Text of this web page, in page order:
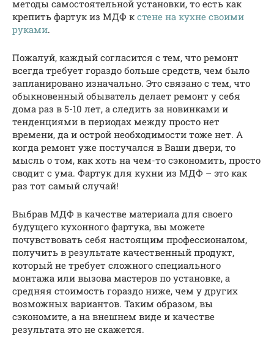
методы самостоятельной установки, то есть как
крепить фартук из МДФ к стене на кухне своими
руками.
Пожалуй, каждый согласится с тем, что ремонт
всегда требует гораздо больше средств, чем было
запланировано изначально. Это связано с тем, что
обыкновенный обыватель делает ремонт у себя
дома раз в 5-10 лет, а следить за новинками и
тенденциями в периодах между просто нет
времени, да и острой необходимости тоже нет. А
когда ремонт уже постучался в Ваши двери, то
мысль о том, как хоть на чем-то сэкономить, просто
сводит с ума. Фартук для кухни из МДФ – это как
раз тот самый случай!
Выбрав МДФ в качестве материала для своего
будущего кухонного фартука, вы можете
почувствовать себя настоящим профессионалом,
получить в результате качественный продукт,
который не требует сложного специального
монтажа или вызова мастеров по установке, а
средняя стоимость гораздо ниже, чем у других
возможных вариантов. Таким образом, вы
сэкономите, а на внешнем виде и качестве
результата это не скажется.